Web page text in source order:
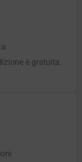
è gratuita.